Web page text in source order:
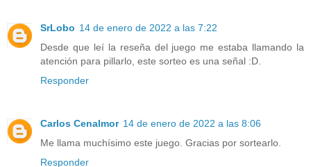
SrLobo 14 de enero de 2022 a las 7:22
Desde que leí la reseña del juego me estaba llamando la
atención para pillarlo, este sorteo es una señal :D.
Responder
Carlos Cenalmor 14 de enero de 2022 a las 8:06
Me llama muchísimo este juego. Gracias por sortearlo.
Responder